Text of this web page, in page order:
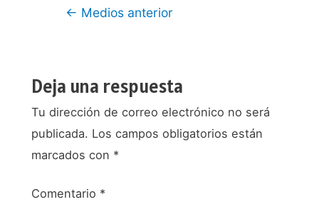
Navegación
← Medios anterior
Deja una respuesta
Tu dirección de correo electrónico no será
publicada. Los campos obligatorios están
marcados con *
Comentario *